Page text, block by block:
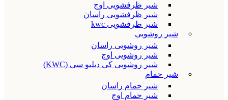
شیر ظرفشویی اوج
شیر ظرفشویی راسان
شیر ظرفشویی kwc
شیر روشویی
شیر روشویی راسان
شیر روشویی اوج
شیر روشویی کی دبلیو سی (KWC)
شیر حمام
شیر حمام راسان
شیر حمام اوج